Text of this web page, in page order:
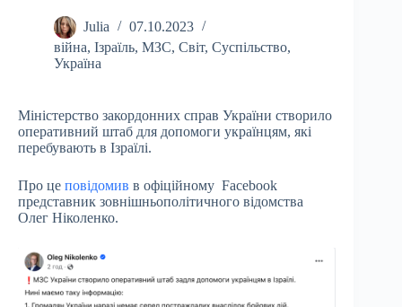
Julia
07.10.2023
війна, Ізраїль, МЗС, Світ, Суспільство,
Україна
Міністерство закордонних справ України створило
оперативний штаб для допомоги українцям, які
перебувають в Ізраїлі.
Про це повідомив в офіційному Facebook
представник зовнішньополітичного відомства
Олег Ніколенко.